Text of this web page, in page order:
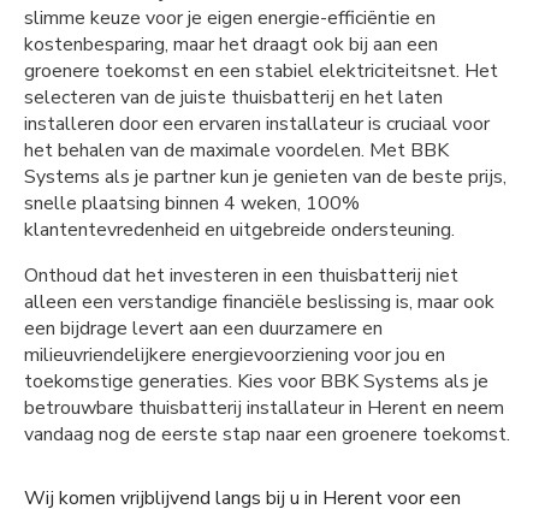
slimme keuze voor je eigen energie-efficiëntie en
kostenbesparing, maar het draagt ook bij aan een
groenere toekomst en een stabiel elektriciteitsnet. Het
selecteren van de juiste thuisbatterij en het laten
installeren door een ervaren installateur is cruciaal voor
het behalen van de maximale voordelen. Met BBK
Systems als je partner kun je genieten van de beste prijs,
snelle plaatsing binnen 4 weken, 100%
klantentevredenheid en uitgebreide ondersteuning.
Onthoud dat het investeren in een thuisbatterij niet
alleen een verstandige financiële beslissing is, maar ook
een bijdrage levert aan een duurzamere en
milieuvriendelijkere energievoorziening voor jou en
toekomstige generaties. Kies voor BBK Systems als je
betrouwbare thuisbatterij installateur in Herent en neem
vandaag nog de eerste stap naar een groenere toekomst.
Wij komen vrijblijvend langs bij u in Herent voor een